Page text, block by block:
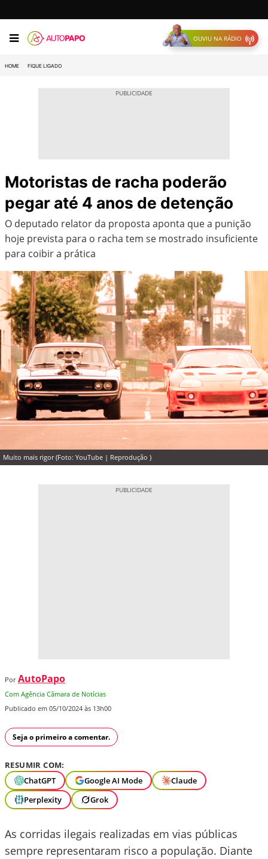
OUVIU NA RÁDIO
HOME FIQUE LIGADO
Motoristas de racha poderão
pegar até 4 anos de detenção
O deputado relator da proposta aponta que a punição
hoje prevista para o racha tem se mostrado insuficiente
para coibir a prática
Muito mais rigor (Foto: YouTube | Reprodução )
Por AutoPapo
Com Agência Câmara de Notícias
Publicado em 05/10/2024 às 13h00
Seja o primeiro a comentar.
RESUMIR COM:
ChatGPT
Google AI Mode
Claude
Perplexity
Grok
As corridas ilegais realizadas em vias públicas
sempre representaram risco a população. Diante